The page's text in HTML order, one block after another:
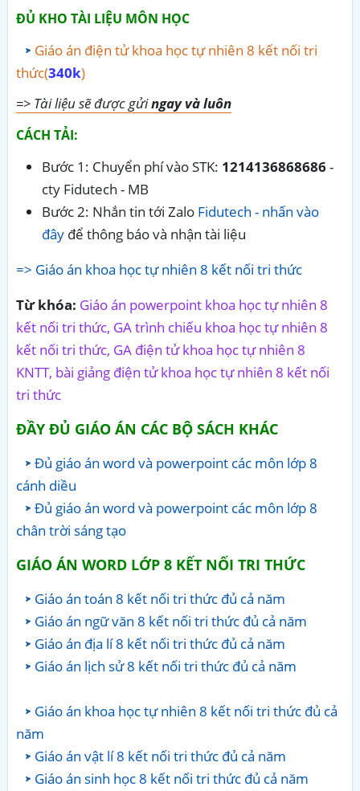
ĐỦ KHO TÀI LIỆU MÔN HỌC
Giáo án điện tử khoa học tự nhiên 8 kết nối tri
thức(340k)
=> Tài liệu sẽ được gửingay và luôn
CÁCH TẢI:
Bước 1: Chuyển phí vào STK: 1214136868686-
cty Fidutech - MB
Bước 2: Nhắn tin tới Zalo Fidutech - nhấn vào
đây để thông báo và nhận tài liệu
=> Giáo án khoa học tự nhiên 8 kết nối tri thức
Từ khóa: Giáo án powerpoint khoa học tự nhiên 8
kết nối tri thức, GA trình chiếu khoa học tự nhiên 8
kết nối tri thức, GA điện tử khoa học tự nhiên 8
KNTT, bài giảng điện tử khoa học tự nhiên 8 kết nối
tri thức
ĐẦY ĐỦ GIÁO ÁN CÁC BỘ SÁCH KHÁC
Đủ giáo án word và powerpoint các môn lớp 8
cánh diều
Đủ giáo án word và powerpoint các môn lớp 8
chân trời sáng tạo
GIÁO ÁN WORD LỚP 8 KẾT NỐI TRI THỨC
Giáo án toán 8 kết nối tri thức đủ cả năm
Giáo án ngữ văn 8 kết nối tri thức đủ cả năm
Giáo án địa lí 8 kết nối tri thức đủ cả năm
Giáo án lịch sử 8 kết nối tri thức đủ cả năm
Giáo án khoa học tự nhiên 8 kết nối tri thức đủ cả
năm
Giáo án vật lí 8 kết nối tri thức đủ cả năm
Giáo án sinh học 8 kết nối tri thức đủ cả năm